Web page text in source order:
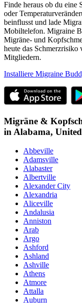
Finde heraus ob du
oder
beinflusst und lade
Mobiltelefon. Migraine
Migräne- und
heute das
Mitgliedern.
Installiere Migraine
Migräne &
in Alabama,
Abbeville
Adamsville
Alabaster
Albertville
Alexander City
Alexandria
Aliceville
Andalusia
Anniston
Arab
Argo
Ashford
Ashland
Ashville
Athens
Atmore
Attalla
Auburn